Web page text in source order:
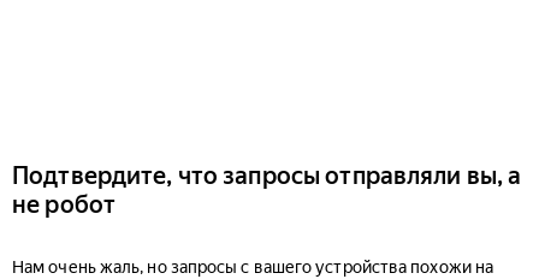
Подтвердите, что запросы отправляли вы, а
не робот
Нам очень жаль, но запросы с вашего устройства похожи на